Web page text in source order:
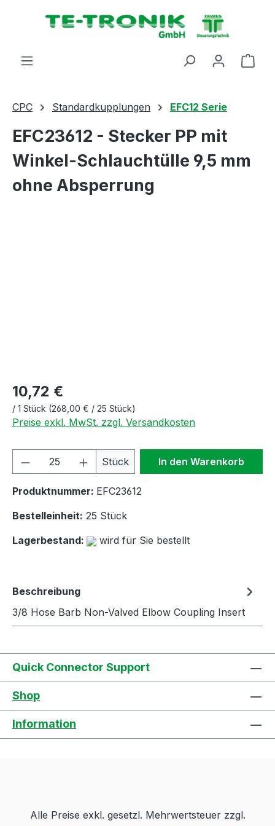
springen
CPC Standardkupplungen EFC12 Serie
EFC23612 - Stecker PP mit
Winkel-Schlauchtülle 9,5 mm
ohne Absperrung
10,72 €
/ 1 Stück (268,00 € / 25 Stück)
Preise exkl. MwSt. zzgl. Versandkosten
Produkt Anzahl: Gib den
Stück In den Warenkorb
Produktnummer: EFC23612
Bestelleinheit: 25 Stück
Lagerbestand:
wird für Sie bestellt
Beschreibung
3/8 Hose Barb Non-Valved Elbow Coupling Insert
Quick Connector Support
Shop
Information
Alle Preise exkl. gesetzl. Mehrwertsteuer zzgl.